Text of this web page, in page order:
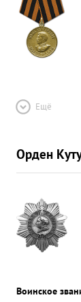
составу
тов.
об
ордену
Ещё
Орден
Воинское